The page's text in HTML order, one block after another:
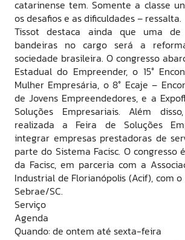
catarinense tem. Somente a classe
os desafios e as dificuldades – ressalta.
Tissot destaca ainda que uma de
bandeiras no cargo será a
sociedade brasileira. O congresso
Estadual do Empreender, o 15°
Mulher Empresária, o 8° Ecaje –
de Jovens Empreendedores, e a
Soluções Empresariais. Além
realizada a Feira de Soluções
integrar empresas prestadoras de
parte do Sistema Facisc. O congresso
da Facisc, em parceria com a
Industrial de Florianópolis (Acif), com
Sebrae/SC.
Serviço
Agenda
Quando: de ontem até sexta-feira